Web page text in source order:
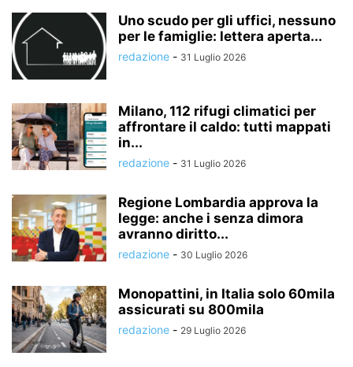
Uno scudo per gli uffici, nessuno
per le famiglie: lettera aperta...
redazione - 31 Luglio 2026
Milano, 112 rifugi climatici per
affrontare il caldo: tutti mappati
in...
redazione - 31 Luglio 2026
Regione Lombardia approva la
legge: anche i senza dimora
avranno diritto...
redazione - 30 Luglio 2026
Monopattini, in Italia solo 60mila
assicurati su 800mila
redazione - 29 Luglio 2026